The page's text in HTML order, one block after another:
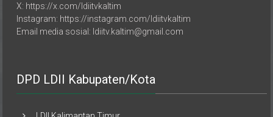
Instagram: https://instagram.com/ldiitvkaltim
Email media sosial: ldiitv.kaltim@gmail.com